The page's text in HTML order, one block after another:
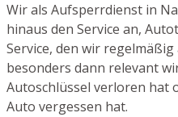
Wir als Aufsperrdienst in
hinaus den Service an,
Service, den wir
besonders dann relevant
Autoschlüssel verloren hat
Auto vergessen hat.